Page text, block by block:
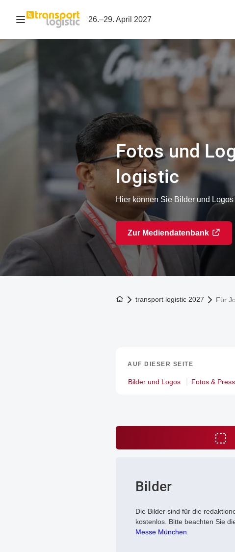
Navigation öffnen 26.–29. April 2027
Fotos und
logistic
Hier können Sie Bilder und
Zur Mediendatenbank
Zur Startseite
transport logistic 2027 Für
AUF DIESER SEITE
Bilder und Logos Fotos &
Bilder
Die Bilder sind für die
kostenlos. Bitte beachten Sie
Messe München